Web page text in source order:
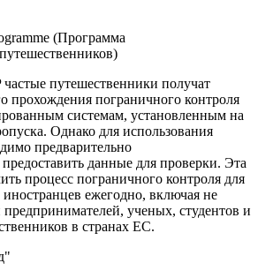
(Программа
путешественники получат
прохождения пограничного контроля
системам, установленным на
Однако для использования
предварительно
предоставить данные для проверки. Эта
процесс пограничного контроля для
ежегодно, включая не
предпринимателей, ученых, студентов и
в странах ЕС.